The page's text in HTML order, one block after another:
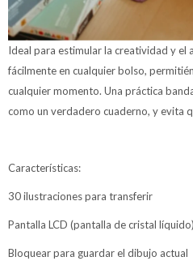
Ideal para estimular la creatividad y el
fácilmente en cualquier bolso,
cualquier momento. Una práctica
como un verdadero cuaderno, y evita
Características:
30 ilustraciones para transferir
Pantalla LCD (pantalla de cristal líquido)
Bloquear para guardar el dibujo actual